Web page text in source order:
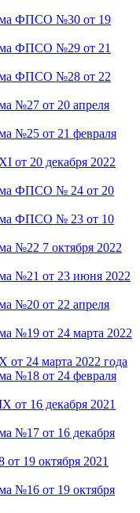
ФПСО №30 от 19
ФПСО №29 от 21
ФПСО №28 от 22
№27 от 20 апреля
№25 от 21 февраля
от 20 декабря 2022
ФПСО № 24 от 20
ФПСО № 23 от 10
№22 7 октября 2022
№21 от 23 июня 2022
№20 от 22 апреля
№19 от 24 марта 2022
от 24 марта 2022 года
№18 от 24 февраля
от 16 декабря 2021
№17 от 16 декабря
19 октября 2021
№16 от 19 октября